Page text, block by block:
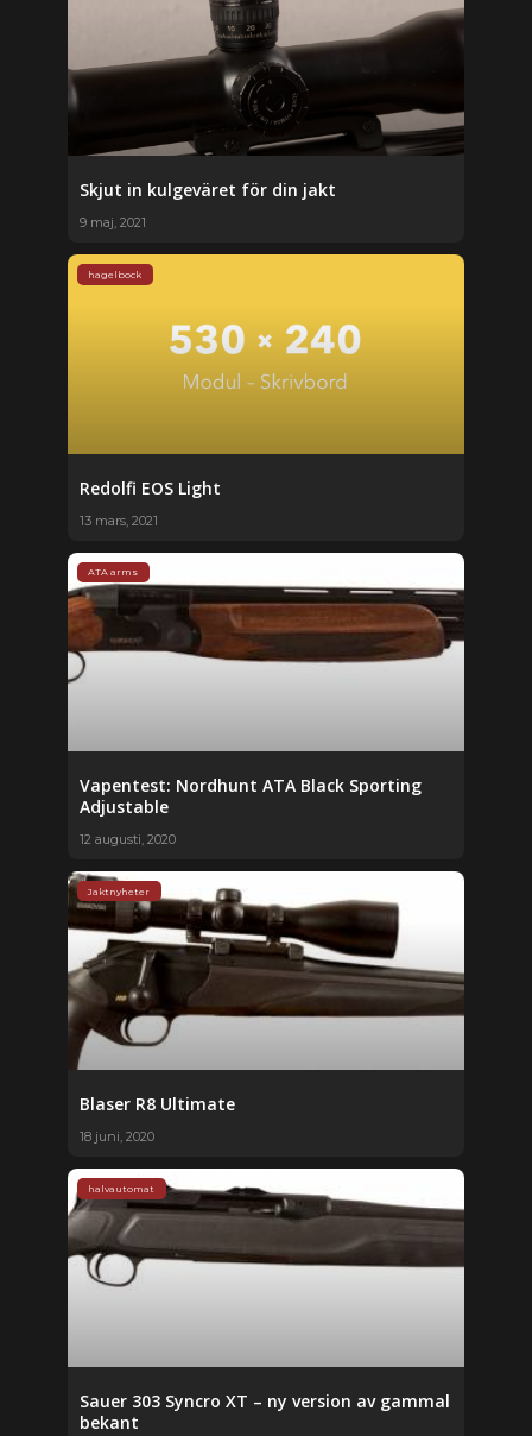
Skjut in kulgeväret för din jakt
9 maj, 2021
hagelbock
Redolfi EOS Light
13 mars, 2021
ATA arms
Vapentest: Nordhunt ATA Black Sporting
Adjustable
12 augusti, 2020
Jaktnyheter
Blaser R8 Ultimate
18 juni, 2020
halvautomat
Sauer 303 Syncro XT – ny version av gammal
bekant